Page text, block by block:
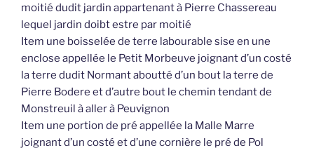
moitié dudit jardin appartenant à Pierre Chassereau
lequel jardin doibt estre par moitié
Item une boisselée de terre labourable sise en une
enclose appellée le Petit Morbeuve joignant d’un costé
la terre dudit Normant aboutté d’un bout la terre de
Pierre Bodere et d’autre bout le chemin tendant de
Monstreuil à aller à Peuvignon
Item une portion de pré appellée la Malle Marre
joignant d’un costé et d’une cornière le pré de Pol